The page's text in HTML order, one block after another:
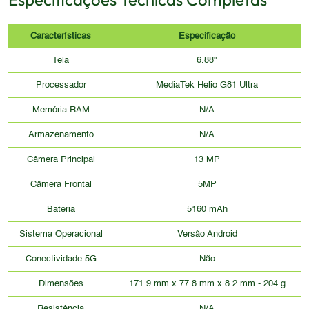
Características Especificação
Tela 6.88"
Processador MediaTek Helio G81 Ultra
Memória RAM N/A
Armazenamento N/A
Câmera Principal 13 MP
Câmera Frontal 5MP
Bateria 5160 mAh
Sistema Operacional Versão Android
Conectividade 5G Não
Dimensões 171.9 mm x 77.8 mm x 8.2 mm - 204 g